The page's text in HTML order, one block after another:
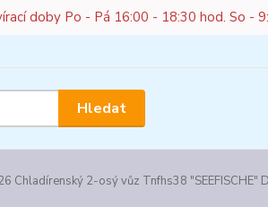
doby Po - Pá 16:00 - 18:30 hod. So -
Hledat
Chladírenský 2-osý vůz Tnfhs38 "SEEFISCHE"